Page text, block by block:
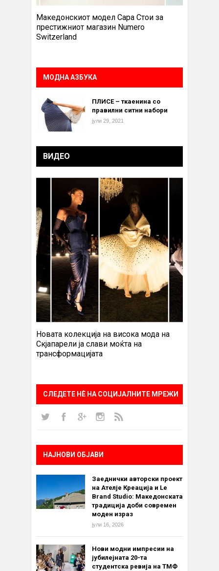
Македонскиот модел Сара Стои за
престижниот магазин Numero
Switzerland
МОДНА АЗБУКА
ПЛИСЕ – ткаенина со
правилни ситни набори
јули 29, 2021
ВИДЕО
Новата колекција на висока мода на
Скјапарели ја слави моќта на
трансформацијата
СЛЕДЕТЕ НÈ НА СОЦИЈАЛНИТЕ МРЕЖИ
НАЈНОВИ ОБЈАВИ
Заеднички авторски проект
на Ателје Креација и Le
Brand Studio: Македонската
традиција доби современ
моден израз
јули 16, 2026
Нови модни импресии на
јубилејната 20-та
студентска ревија на ТМФ